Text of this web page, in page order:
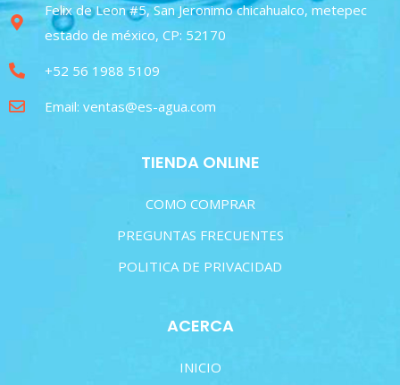
Felix de Leon #5, San Jeronimo chicahualco, metepec
estado de méxico, CP: 52170
+52 56 1988 5109
Email: ventas@es-agua.com
TIENDA ONLINE
COMO COMPRAR
PREGUNTAS FRECUENTES
POLITICA DE PRIVACIDAD
ACERCA
INICIO